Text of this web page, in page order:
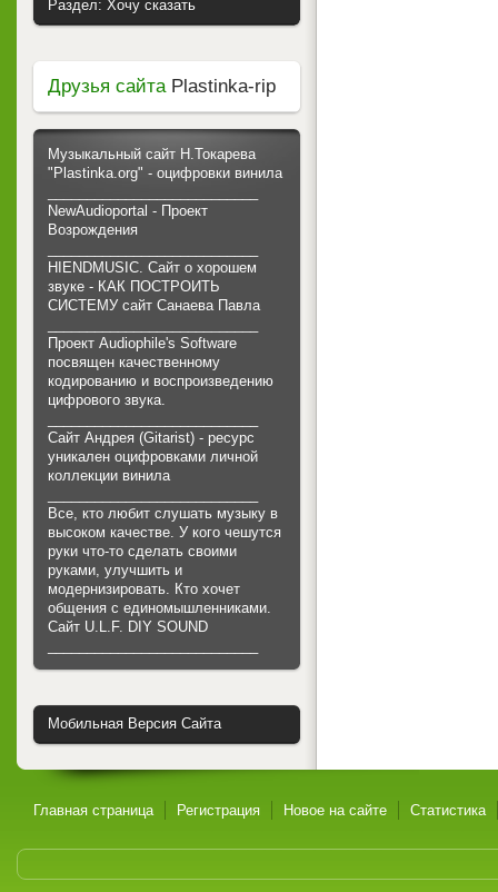
Раздел: Хочу сказать
Друзья сайтаPlastinka-rip
Музыкальный сайт Н.Токарева
"Plastinka.org" - оцифровки винила
NewAudioportal - Проект
Возрождения
HIENDMUSIC. Сайт о хорошем
звуке - КАК ПОСТРОИТЬ
СИСТЕМУ сайт Санаева Павла
Проект Audiophile's Software
посвящен качественному
кодированию и воспроизведению
цифрового звука.
Сайт Андрея (Gitarist) - ресурс
уникален оцифровками личной
коллекции винила
Все, кто любит слушать музыку в
высоком качестве. У кого чешутся
руки что-то сделать своими
руками, улучшить и
модернизировать. Кто хочет
общения с единомышленниками.
Cайт U.L.F. DIY SOUND
Мобильная Версия Сайта
Главная страница Регистрация Новое на сайте Статистика